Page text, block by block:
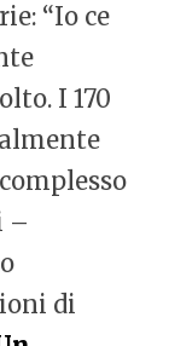
“Io ce
I 170
–
di